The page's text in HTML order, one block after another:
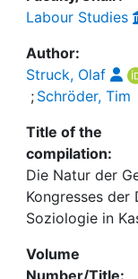
Labour Studies
Author:
Struck, Olaf
; Schröder, Tim
Title of the
compilation:
Die Natur der
Kongresses der
Soziologie in
Volume
Number/Title: